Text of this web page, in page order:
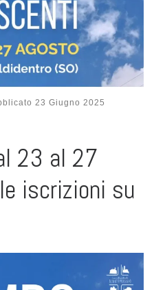
23 Giugno 2025
23 al 27
iscrizioni su